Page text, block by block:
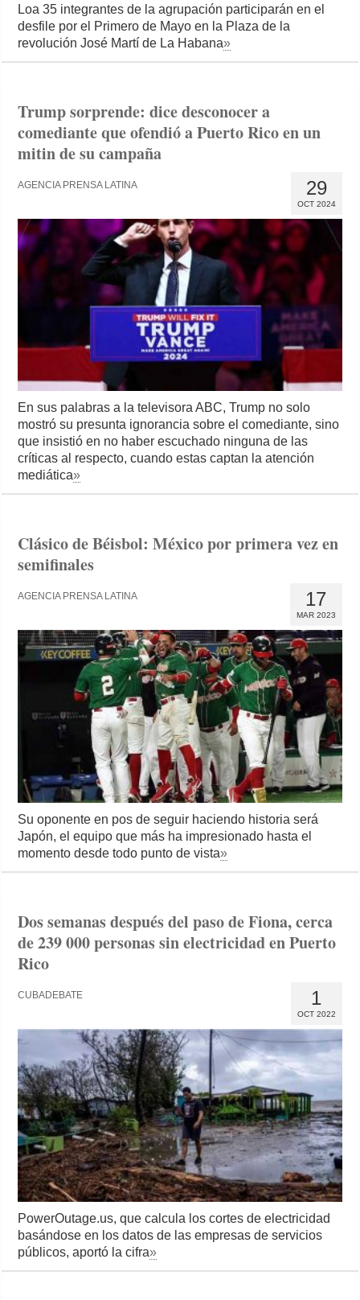
Loa 35 integrantes de la agrupación participarán en el
desfile por el Primero de Mayo en la Plaza de la
revolución José Martí de La Habana»
Trump sorprende: dice desconocer a
comediante que ofendió a Puerto Rico en un
mitin de su campaña
29
OCT 2024
AGENCIA PRENSA LATINA
En sus palabras a la televisora ABC, Trump no solo
mostró su presunta ignorancia sobre el comediante, sino
que insistió en no haber escuchado ninguna de las
críticas al respecto, cuando estas captan la atención
mediática»
Clásico de Béisbol: México por primera vez en
semifinales
17
MAR 2023
AGENCIA PRENSA LATINA
Su oponente en pos de seguir haciendo historia será
Japón, el equipo que más ha impresionado hasta el
momento desde todo punto de vista»
Dos semanas después del paso de Fiona, cerca
de 239 000 personas sin electricidad en Puerto
Rico
1
OCT 2022
CUBADEBATE
PowerOutage.us, que calcula los cortes de electricidad
basándose en los datos de las empresas de servicios
públicos, aportó la cifra»